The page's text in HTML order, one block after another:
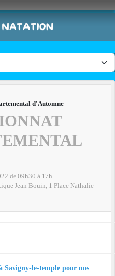
d'Automne
de 09h30 à 17h
Jean Bouin, 1 Place Nathalie
Savigny-le-temple pour nos